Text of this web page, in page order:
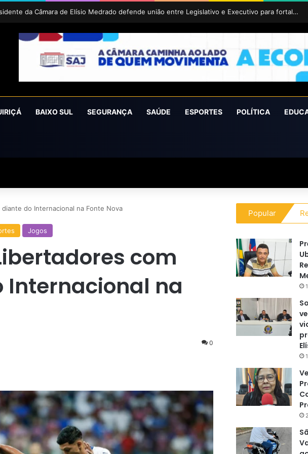
conquista o prêmio Cidade Revelação do São João da Bahia 2026
BAIXO SUL SEGURANÇA SAÚDE ESPORTES POLÍTICA
do Internacional na Fonte Nova
Jogos
com
na
0
Popular